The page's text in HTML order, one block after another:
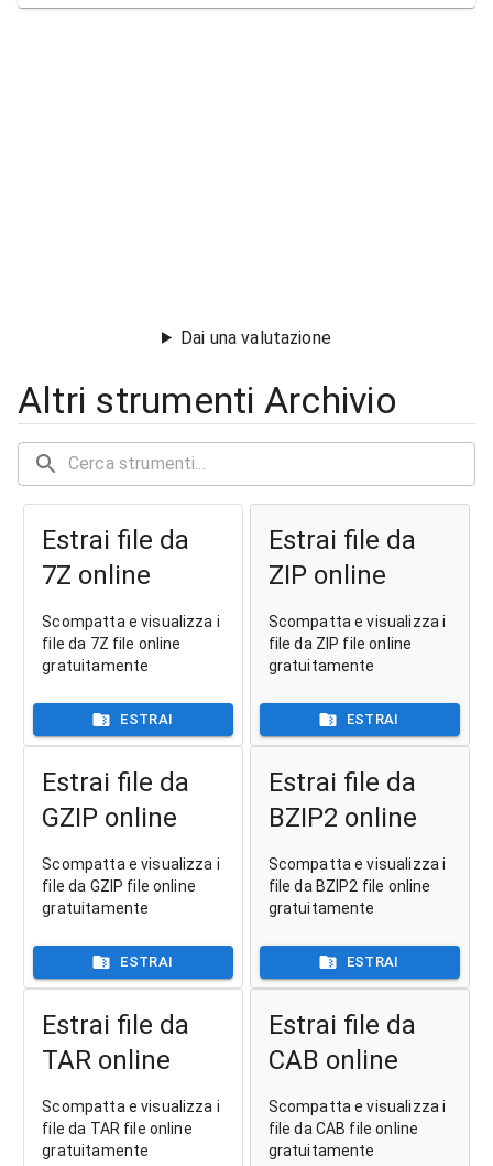
Dai una valutazione
Altri strumenti Archivio
Estrai file da
7Z online
Scompatta e visualizza i
file da 7Z file online
gratuitamente
ESTRAI
Estrai file da
ZIP online
Scompatta e visualizza i
file da ZIP file online
gratuitamente
ESTRAI
Estrai file da
GZIP online
Scompatta e visualizza i
file da GZIP file online
gratuitamente
ESTRAI
Estrai file da
BZIP2 online
Scompatta e visualizza i
file da BZIP2 file online
gratuitamente
ESTRAI
Estrai file da
TAR online
Scompatta e visualizza i
file da TAR file online
gratuitamente
Estrai file da
CAB online
Scompatta e visualizza i
file da CAB file online
gratuitamente